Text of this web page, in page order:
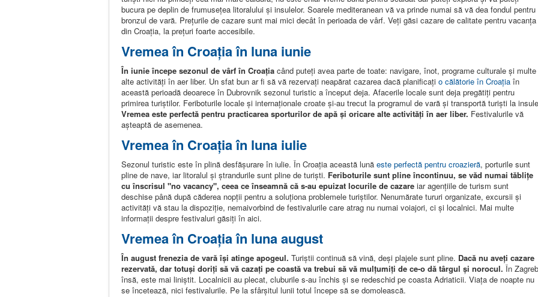
bucura pe deplin de frumusețea litoralului și insulelor. Soarele mediteranean vă va prinde numai să vă dea fondul pentru
bronzul de vară. Prețurile de cazare sunt mai mici decât în perioada de vârf. Veți găsi cazare de calitate pentru vacanța
din Croația, la prețuri foarte accesibile.
Vremea în Croația în luna iunie
În iunie începe sezonul de vârf în Croația când puteți avea parte de toate: navigare, înot, programe culturale și multe
alte activități în aer liber. Un sfat bun ar fi să vă rezervați neapărat cazarea dacă planificați o călătorie în Croația în
această perioadă deoarece în Dubrovnik sezonul turistic a început deja. Afacerile locale sunt deja pregătiți pentru
primirea turiștilor. Feriboturile locale și internaționale croate și-au trecut la programul de vară și transportă turiști la
Vremea este perfectă pentru practicarea sporturilor de apă și oricare alte activități în aer liber. Festivalurile vă
așteaptă de asemenea.
Vremea în Croația în luna iulie
Sezonul turistic este în plină desfășurare în iulie. În Croația această lună este perfectă pentru croazieră, porturile sunt
pline de nave, iar litoralul și ștrandurile sunt pline de turiști. Feriboturile sunt pline încontinuu, se văd numai tăblițe
cu înscrisul "no vacancy", ceea ce înseamnă că s-au epuizat locurile de cazare iar agențiile de turism sunt
deschise până după căderea nopții pentru a soluționa problemele turiștilor. Nenumărate tururi organizate, excursii și
activități vă stau la dispoziție, nemaivorbind de festivalurile care atrag nu numai voiajori, ci și localnici. Mai multe
informații despre festivaluri găsiți în aici.
Vremea în Croația în luna august
În august frenezia de vară își atinge apogeul. Turiștii continuă să vină, deși plajele sunt pline. Dacă nu aveți cazare
rezervată, dar totuși doriți să vă cazați pe coastă va trebui să vă mulțumiți de ce-o dă târgul și norocul. În
însă, este mai liniștit. Localnicii au plecat, cluburile s-au închis și se redeschid pe coasta Adriaticii. Viața de noapte nu
se încetează, nici festivalurile. Pe la sfârșitul lunii totul începe să se domolească.